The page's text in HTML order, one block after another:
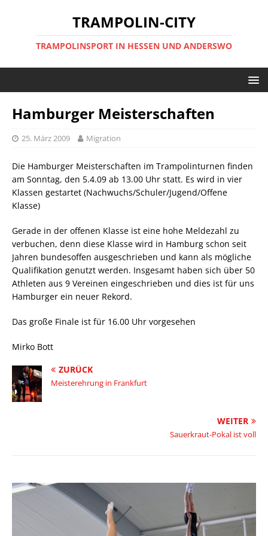
TRAMPOLIN-CITY
TRAMPOLINSPORT IN HESSEN UND ANDERSWO
Hamburger Meisterschaften
25. März 2009 Migration
Die Hamburger Meisterschaften im Trampolinturnen finden
am Sonntag, den 5.4.09 ab 13.00 Uhr statt. Es wird in vier
Klassen gestartet (Nachwuchs/Schuler/Jugend/Offene
Klasse)
Gerade in der offenen Klasse ist eine hohe Meldezahl zu
verbuchen, denn diese Klasse wird in Hamburg schon seit
Jahren bundesoffen ausgeschrieben und kann als mögliche
Qualifikation genutzt werden. Insgesamt haben sich über 50
Athleten aus 9 Vereinen eingeschrieben und dies ist für uns
Hamburger ein neuer Rekord.
Das große Finale ist für 16.00 Uhr vorgesehen
Mirko Bott
ZURÜCK
Meisterehrung in Frankfurt
WEITER
Sauerkraut-Pokal ist voll